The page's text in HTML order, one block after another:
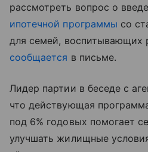
рассмотреть вопрос о
ипотечной программы со
для семей, воспитывающих
сообщается в письме.
Лидер партии в беседе с
что действующая
под 6% годовых помогает
улучшать жилищные